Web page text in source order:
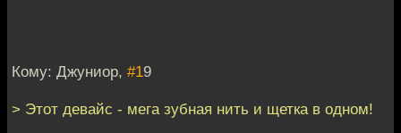
Кому: Джуниор, #19
> Этот девайс - мега зубная нить и щетка в одном!